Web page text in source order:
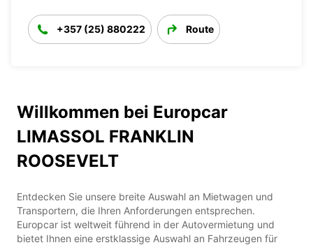
+357 (25) 880222 Route
Willkommen bei Europcar
LIMASSOL FRANKLIN
ROOSEVELT
Entdecken Sie unsere breite Auswahl an Mietwagen und
Transportern, die Ihren Anforderungen entsprechen.
Europcar ist weltweit führend in der Autovermietung und
bietet Ihnen eine erstklassige Auswahl an Fahrzeugen für